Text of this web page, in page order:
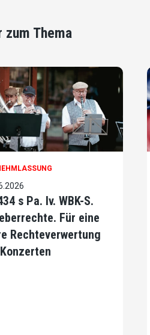
zum Thema
s Pa. Iv. WBK-S.
Für eine
Rechteverwertung